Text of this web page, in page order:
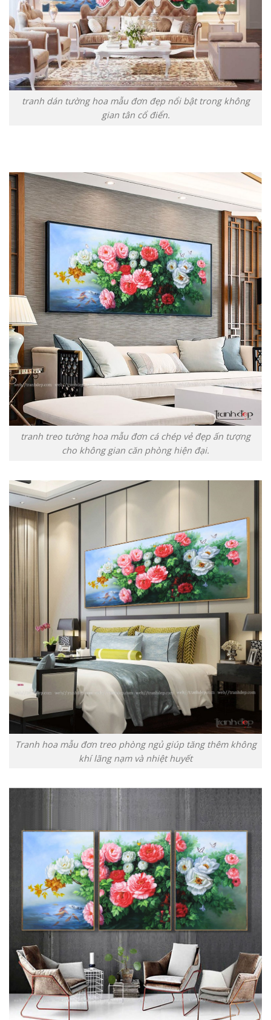
tranh dán tường hoa mẫu đơn đẹp nổi bật trong không
gian tân cổ điển.
tranh treo tường hoa mẫu đơn cá chép vẻ đẹp ấn tượng
cho không gian căn phòng hiện đại.
Tranh hoa mẫu đơn treo phòng ngủ giúp tăng thêm không
khí lãng nạm và nhiệt huyết